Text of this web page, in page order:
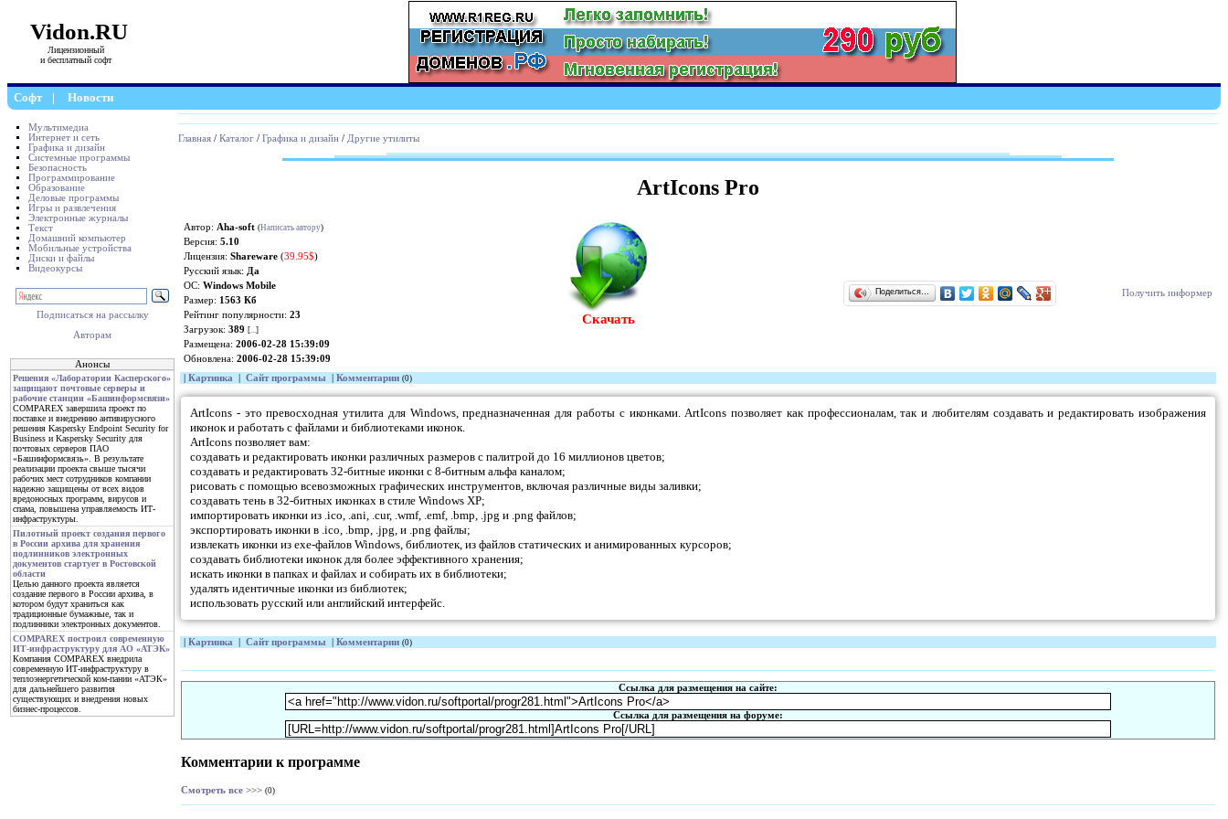
Vidon.RU
Лицензионный
и бесплатный софт
Софт | Новости
Мультимедиа
Интернет и сеть
Графика и дизайн
Системные программы
Безопасность
Программирование
Образование
Деловые программы
Игры и развлечения
Электронные журналы
Текст
Домашний компьютер
Мобильные устройства
Диски и файлы
Видеокурсы
Подписаться на рассылку
Авторам
Анонсы
Решения «Лаборатории Касперского»
защищают почтовые серверы и
рабочие станции «Башинформсвязи»
COMPAREX завершила проект по
поставке и внедрению антивирусного
решения Kaspersky Endpoint Security for
Business и Kaspersky Security для
почтовых серверов ПАО
«Башинформсвязь». В результате
реализации проекта свыше тысячи
рабочих мест сотрудников компании
надежно защищены от всех видов
вредоносных программ, вирусов и
спама, повышена управляемость ИТ-
инфраструктуры.
Пилотный проект создания первого
в России архива для хранения
подлинников электронных
документов стартует в Ростовской
области
Целью данного проекта является
создание первого в России архива, в
котором будут храниться как
традиционные бумажные, так и
подлинники электронных документов.
COMPAREX построил современную
ИТ-инфраструктуру для АО «АТЭК»
Компания COMPAREX внедрила
современную ИТ-инфраструктуру в
теплоэнергетической ком-пании «АТЭК»
для дальнейшего развития
существующих и внедрения новых
бизнес-процессов.
Главная / Каталог / Графика и дизайн / Другие утилиты
ArtIcons Pro
Автор: Aha-soft (Написать автору)
Версия: 5.10
Лицензия: Shareware (39.95$)
Русский язык: Да
ОС: Windows Mobile
Размер: 1563 Кб
Рейтинг популярности: 23
Загрузок: 389 [...]
Размещена: 2006-02-28 15:39:09
Обновлена: 2006-02-28 15:39:09
Скачать
Поделиться… Получить информер
Картинка Сайт программы Комментарии (0)
ArtIcons - это превосходная утилита для Windows, предназначенная для работы с иконками. ArtIcons позволяет как профессионалам, так и любителям создавать и редактировать изображения
иконок и работать с файлами и библиотеками иконок.
ArtIcons позволяет вам:
создавать и редактировать иконки различных размеров с палитрой до 16 миллионов цветов;
создавать и редактировать 32-битные иконки с 8-битным альфа каналом;
рисовать с помощью всевозможных графических инструментов, включая различные виды заливки;
создавать тень в 32-битных иконках в стиле Windows XP;
импортировать иконки из .ico, .ani, .cur, .wmf, .emf, .bmp, .jpg и .png файлов;
экспортировать иконки в .ico, .bmp, .jpg, и .png файлы;
извлекать иконки из ехе-файлов Windows, библиотек, из файлов статических и анимированных курсоров;
создавать библиотеки иконок для более эффективного хранения;
искать иконки в папках и файлах и собирать их в библиотеки;
удалять идентичные иконки из библиотек;
использовать русский или английский интерфейс.
Картинка Сайт программы Комментарии (0)
Ссылка для размещения на сайте:
Ссылка для размещения на форуме:
Комментарии к программе
Смотреть все >>> (0)